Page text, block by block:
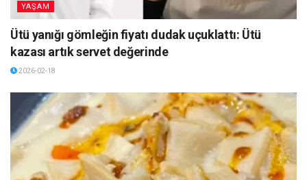
YAŞAM
Ütü yanığı gömleğin fiyatı dudak uçuklattı: Ütü
kazası artık servet değerinde
2026-02-18